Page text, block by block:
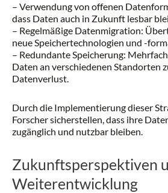
– Verwendung von offenen
dass Daten auch in Zukunft lesbar
– Regelmäßige Datenmigration:
neue Speichertechnologien und -
– Redundante Speicherung:
Daten an verschiedenen Standorten
Datenverlust.
Durch die Implementierung dieser
Forscher sicherstellen, dass ihre
zugänglich und nutzbar bleiben.
Zukunftsperspektiven
Weiterentwicklung